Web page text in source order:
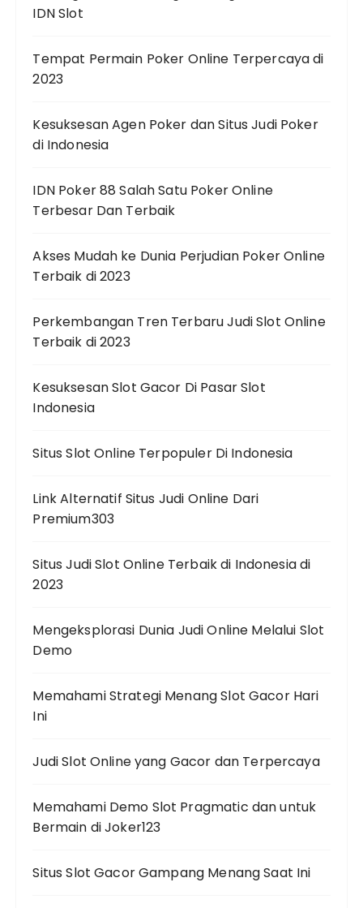
IDN Slot
Tempat Permain Poker Online Terpercaya di
2023
Kesuksesan Agen Poker dan Situs Judi Poker
di Indonesia
IDN Poker 88 Salah Satu Poker Online
Terbesar Dan Terbaik
Akses Mudah ke Dunia Perjudian Poker Online
Terbaik di 2023
Perkembangan Tren Terbaru Judi Slot Online
Terbaik di 2023
Kesuksesan Slot Gacor Di Pasar Slot
Indonesia
Situs Slot Online Terpopuler Di Indonesia
Link Alternatif Situs Judi Online Dari
Premium303
Situs Judi Slot Online Terbaik di Indonesia di
2023
Mengeksplorasi Dunia Judi Online Melalui Slot
Demo
Memahami Strategi Menang Slot Gacor Hari
Ini
Judi Slot Online yang Gacor dan Terpercaya
Memahami Demo Slot Pragmatic dan untuk
Bermain di Joker123
Situs Slot Gacor Gampang Menang Saat Ini